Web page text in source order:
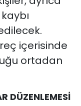
içerisinde
ortadan
DÜZENLEMESİ